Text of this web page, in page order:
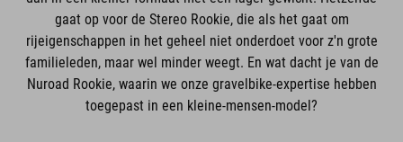
gaat op voor de Stereo Rookie, die als het gaat om
rijeigenschappen in het geheel niet onderdoet voor z'n grote
familieleden, maar wel minder weegt. En wat dacht je van de
Nuroad Rookie, waarin we onze gravelbike-expertise hebben
toegepast in een kleine-mensen-model?